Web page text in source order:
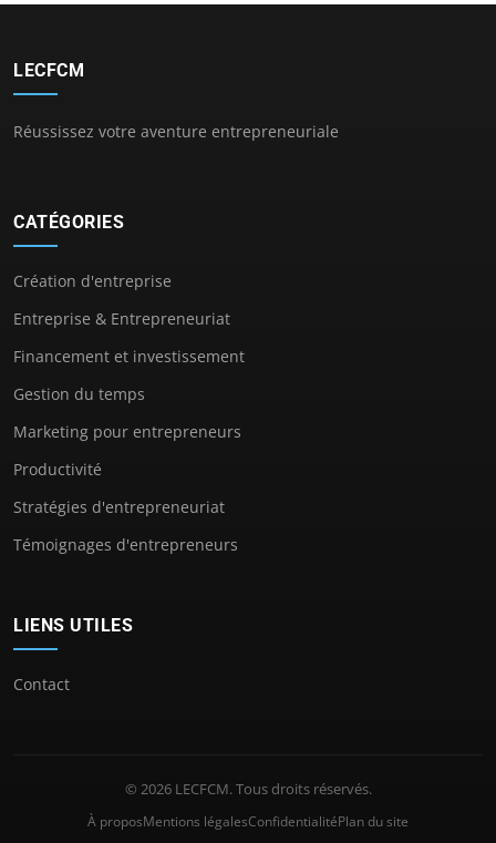
LECFCM
Réussissez votre aventure entrepreneuriale
CATÉGORIES
Création d'entreprise
Entreprise & Entrepreneuriat
Financement et investissement
Gestion du temps
Marketing pour entrepreneurs
Productivité
Stratégies d'entrepreneuriat
Témoignages d'entrepreneurs
LIENS UTILES
Contact
© 2026 LECFCM. Tous droits réservés.
À proposMentions légalesConfidentialitéPlan du site